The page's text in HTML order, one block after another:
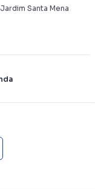
Jardim Santa Mena